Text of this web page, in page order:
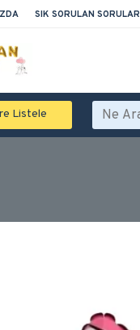
SIK SORULAN SORULAR
Listele